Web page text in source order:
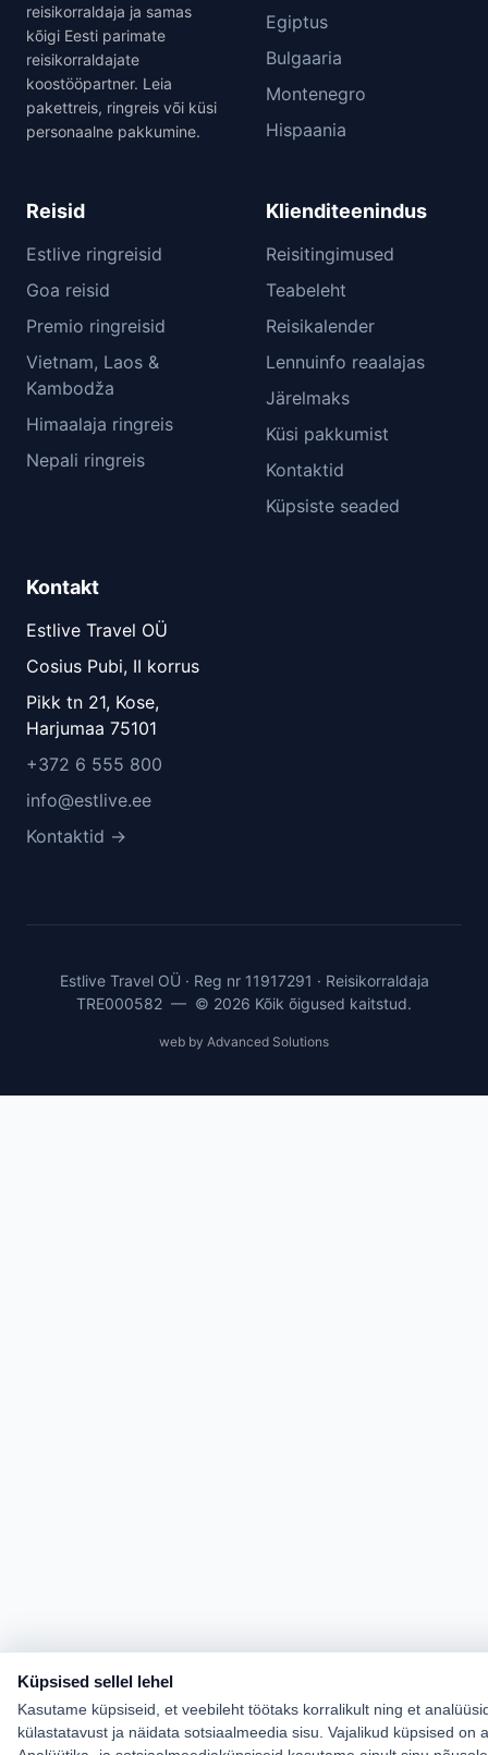
reisikorraldaja ja samas
kõigi Eesti parimate
reisikorraldajate
koostööpartner. Leia
pakettreis, ringreis või küsi
personaalne pakkumine.
Egiptus
Bulgaaria
Montenegro
Hispaania
Reisid
Estlive ringreisid
Goa reisid
Premio ringreisid
Vietnam, Laos &
Kambodža
Himaalaja ringreis
Nepali ringreis
Klienditeenindus
Reisitingimused
Teabeleht
Reisikalender
Lennuinfo reaalajas
Järelmaks
Küsi pakkumist
Kontaktid
Küpsiste seaded
Kontakt
Estlive Travel OÜ
Cosius Pubi, II korrus
Pikk tn 21, Kose,
Harjumaa 75101
+372 6 555 800
info@estlive.ee
Kontaktid →
Estlive Travel OÜ · Reg nr 11917291 · Reisikorraldaja
TRE000582 — © 2026 Kõik õigused kaitstud.
web by Advanced Solutions
Küpsised sellel lehel
Kasutame küpsiseid, et veebileht töötaks korralikult ning et
külastatavust ja näidata sotsiaalmeedia sisu. Vajalikud küpsised on